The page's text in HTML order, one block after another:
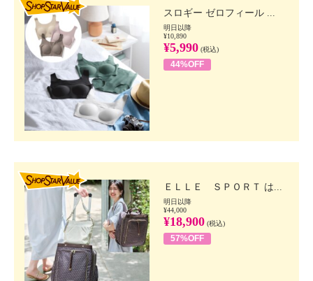
スロギー ゼロフィール ...
明日以降
¥10,890
¥5,990 (税込)
44%OFF
ＥＬＬＥ ＳＰＯＲＴ は...
明日以降
¥44,000
¥18,900 (税込)
57%OFF